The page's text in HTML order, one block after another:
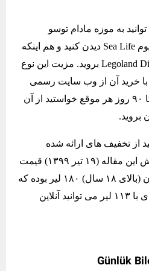
به موزه مادام توسو
استانبول بروید، هم از آکواریوم Sea Life دیدن کنید و هم اینکه
می توانید به Legoland Discovery Center بروید. مزیت این نوع
با خرید آن از وب سایت رسمی
موزه مادام توسو استانبول تا ۹۰ روز هر موقع خواستید از آن
از تخفیف های ارائه شده
استفاده کنید. در زمان نگارش این مقاله (۱۹ تیر ۱۳۹۹) قیمت
این نوع بلیط برای بزرگسالان (بالای ۱۸ سال) ۱۸۰ لیر بوده که
با احتساب تخفیف ۳۷ درصدی با ۱۱۳ لیر می توانید آنلاین